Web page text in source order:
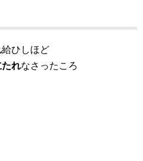
給ひしほど
れなさったころ